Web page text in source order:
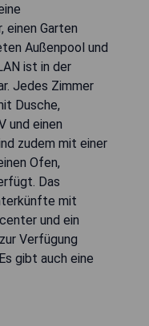
einen Garten
Außenpool und
ist in der
Jedes Zimmer
Dusche,
und einen
zudem mit einer
Ofen,
Das
mit
und ein
Verfügung
gibt auch eine